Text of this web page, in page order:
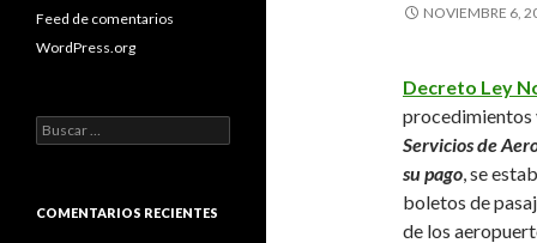
NOVIEMBRE 6,
Decreto Ley
procedimientos
Servicios de
su pago, se
boletos de
de los
Feed de comentarios
WordPress.org
B
u
a
COMENTARIOS RECIENTES